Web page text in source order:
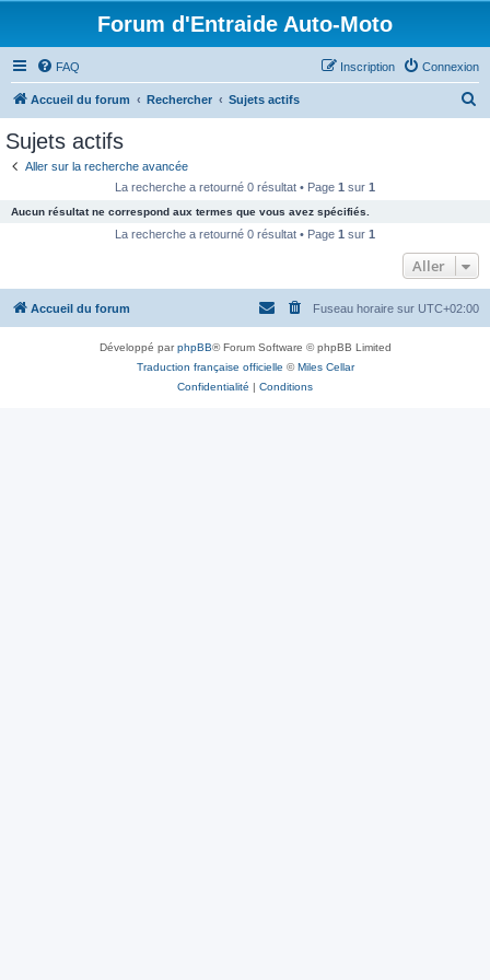
Forum d'Entraide Auto-Moto
FAQ Connexion
Inscription
Accueil du forum Rechercher Sujets actifs
c
e
Sujets actifs
Aller sur la recherche avancée
La recherche a retourné 0 résultat • Page 1 sur 1
Aucun résultat ne correspond aux termes que vous avez spécifiés.
La recherche a retourné 0 résultat • Page 1 sur 1
Aller
Accueil du forum Fuseau horaire sur UTC+02:00
Développé parphpBB® Forum Software © phpBB Limited
Traduction française officielle ©Miles Cellar
Confidentialité | Conditions